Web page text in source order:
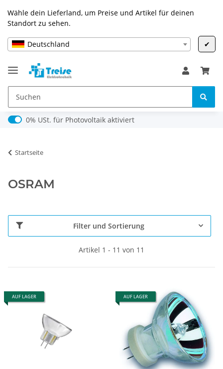
Wähle dein Lieferland, um Preise und Artikel für deinen
Standort zu sehen.
Deutschland ✔
0% USt. für Photovoltaik (§ 12 Abs. 3 UStG)
0% USt. für Photovoltaik aktiviert
Startseite
OSRAM
Filter und Sortierung
Artikel 1 - 11 von 11
AUF LAGER AUF LAGER